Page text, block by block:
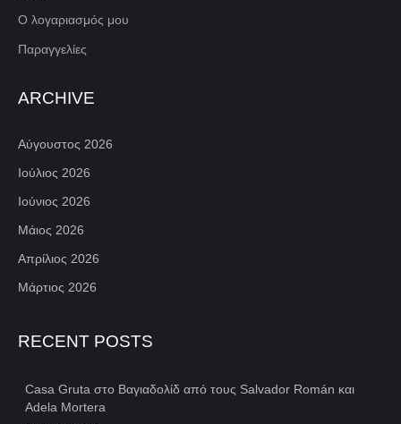
Ο λογαριασμός μου
Παραγγελίες
ARCHIVE
Αύγουστος 2026
Ιούλιος 2026
Ιούνιος 2026
Μάιος 2026
Απρίλιος 2026
Μάρτιος 2026
RECENT POSTS
Casa Gruta στο Βαγιαδολίδ από τους Salvador Román και
Adela Mortera